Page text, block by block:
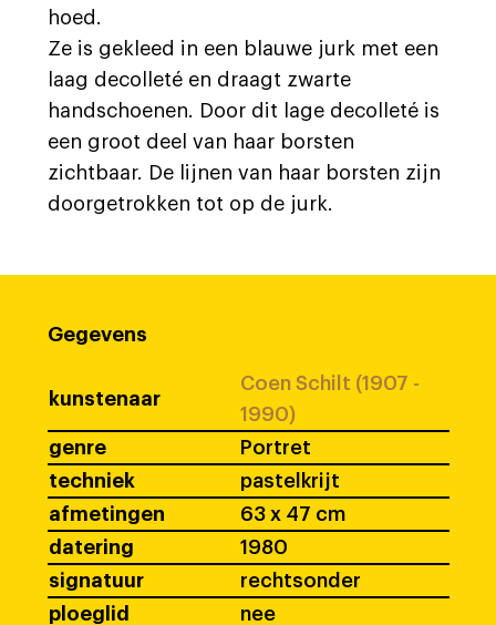
hoed.
Ze is gekleed in een blauwe jurk met een
laag decolleté en draagt zwarte
handschoenen. Door dit lage decolleté is
een groot deel van haar borsten
zichtbaar. De lijnen van haar borsten zijn
doorgetrokken tot op de jurk.
Gegevens
kunstenaar
Coen Schilt (1907 -
1990)
genre
Portret
techniek
pastelkrijt
afmetingen
63 x 47 cm
datering
1980
signatuur
rechtsonder
ploeglid
nee